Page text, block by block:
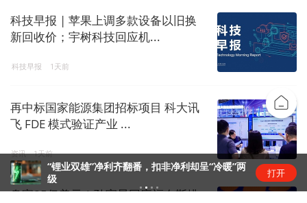
科技早报 | 苹果上调多款设备以旧换
新回收价；宇树科技回应机...
科技早报 1天前
再中标国家能源集团招标项目 科大讯
飞 FDE 模式验证产业 ...
资讯 1天前
身家85亿美元！孙宇晨回应福布斯排
“锂业双雄”净利齐翻番，扣非净利却呈“冷暖”两
级
打开